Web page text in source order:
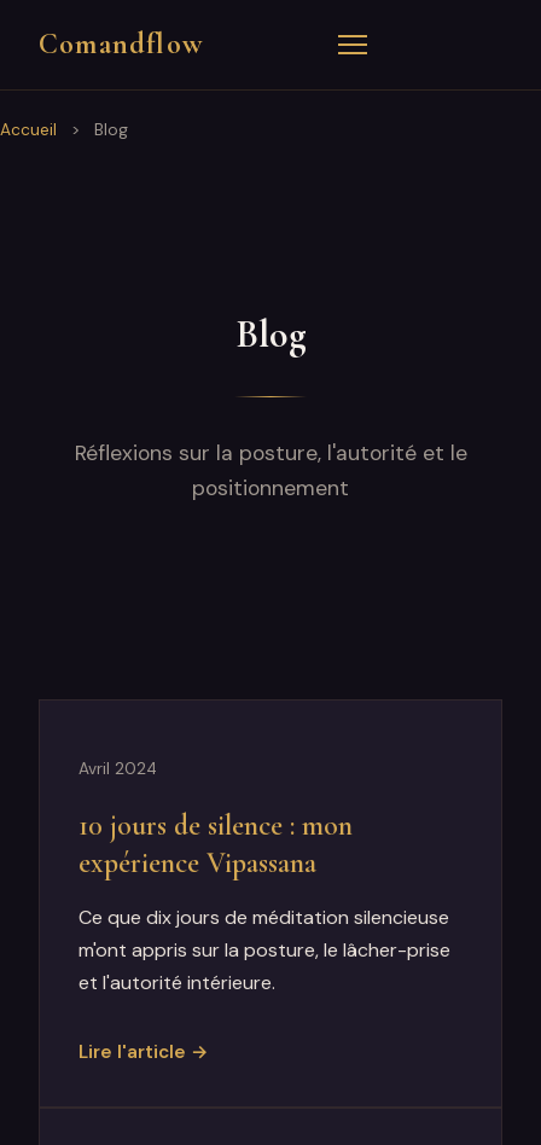
Comandflow
Accueil > Blog
Blog
Réflexions sur la posture, l'autorité et le
positionnement
Avril 2024
10 jours de silence : mon
expérience Vipassana
Ce que dix jours de méditation silencieuse
m'ont appris sur la posture, le lâcher-prise
et l'autorité intérieure.
Lire l'article →